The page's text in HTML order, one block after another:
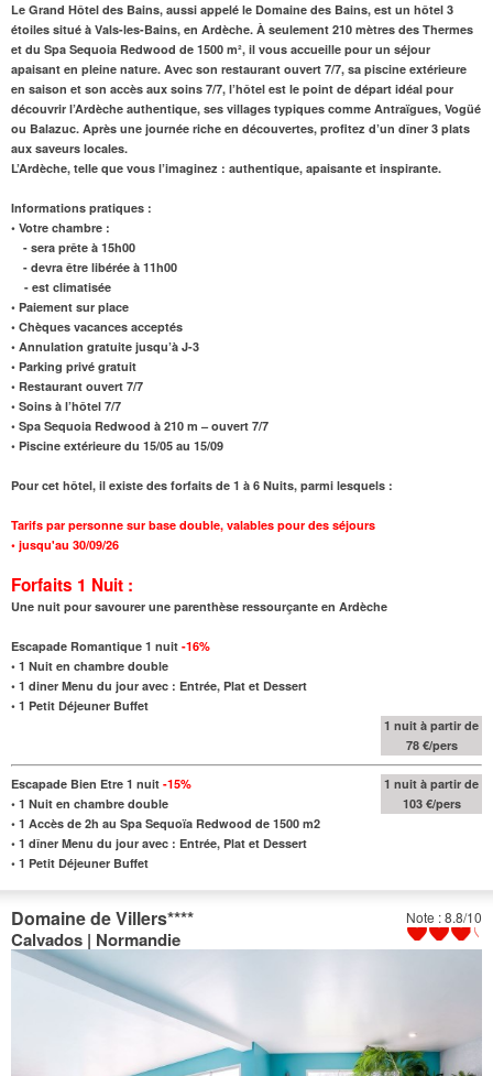
Le Grand Hôtel des Bains, aussi appelé le Domaine des Bains, est un hôtel 3
étoiles situé à Vals-les-Bains, en Ardèche. À seulement 210 mètres des Thermes
et du Spa Sequoia Redwood de 1500 m², il vous accueille pour un séjour
apaisant en pleine nature. Avec son restaurant ouvert 7/7, sa piscine extérieure
en saison et son accès aux soins 7/7, l’hôtel est le point de départ idéal pour
découvrir l’Ardèche authentique, ses villages typiques comme Antraïgues, Vogüé
ou Balazuc. Après une journée riche en découvertes, profitez d’un dîner 3 plats
aux saveurs locales.
L’Ardèche, telle que vous l’imaginez : authentique, apaisante et inspirante.
Informations pratiques :
• Votre chambre :
- sera prête à 15h00
- devra être libérée à 11h00
- est climatisée
• Paiement sur place
• Chèques vacances acceptés
• Annulation gratuite jusqu’à J-3
• Parking privé gratuit
• Restaurant ouvert 7/7
• Soins à l’hôtel 7/7
• Spa Sequoia Redwood à 210 m – ouvert 7/7
• Piscine extérieure du 15/05 au 15/09
Pour cet hôtel, il existe des forfaits de 1 à 6 Nuits, parmi lesquels :
Tarifs par personne sur base double, valables pour des séjours
• jusqu'au 30/09/26
Forfaits 1 Nuit :
Une nuit pour savourer une parenthèse ressourçante en Ardèche
Escapade Romantique 1 nuit -16%
• 1 Nuit en chambre double
• 1 diner Menu du jour avec : Entrée, Plat et Dessert
• 1 Petit Déjeuner Buffet
1 nuit à partir de
78 €/pers
Escapade Bien Etre 1 nuit -15%
• 1 Nuit en chambre double
• 1 Accès de 2h au Spa Sequoïa Redwood de 1500 m2
• 1 dîner Menu du jour avec : Entrée, Plat et Dessert
• 1 Petit Déjeuner Buffet
1 nuit à partir de
103 €/pers
Note : 8.8/10
Domaine de Villers****
Calvados | Normandie